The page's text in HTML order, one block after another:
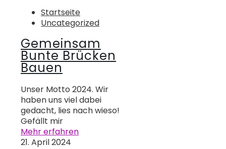
Startseite
Uncategorized
Gemeinsam
Bunte Brücken
Bauen
Unser Motto 2024. Wir
haben uns viel dabei
gedacht, lies nach wieso!
Gefällt mir
Mehr erfahren
21. April 2024